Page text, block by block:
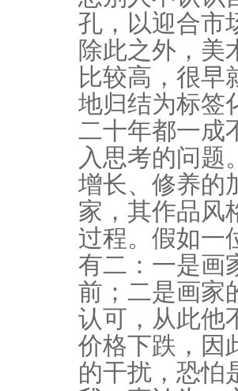
孔，以迎合市
除此之外，美
比较高，很早
地归结为标签
二十年都一成
入思考的问题
增长、修养的
家，其作品风
过程。假如一
有二：一是画
前；二是画家
认可，从此他
价格下跌，因
的干扰，恐怕